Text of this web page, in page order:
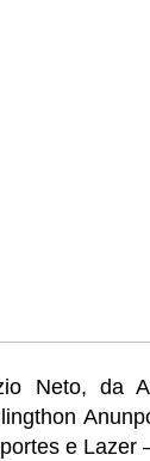
Neto, da
e Lazer